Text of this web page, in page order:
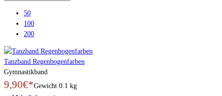
50
100
200
Tanzband Regenbogenfarben
Gymnastikband
9,90€*Gewicht 0.1 kg